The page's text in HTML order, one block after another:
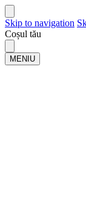
Skip to navigation
Coșul tău
MENIU